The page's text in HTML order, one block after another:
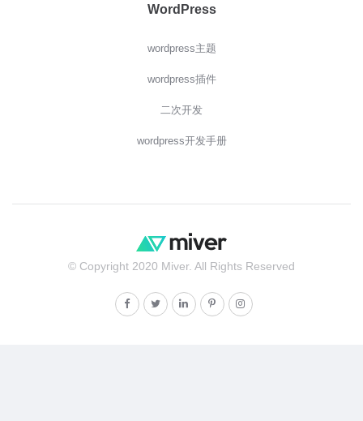
WordPress
wordpress主题
wordpress插件
二次开发
wordpress开发手册
© Copyright 2020 Miver. All Rights Reserved